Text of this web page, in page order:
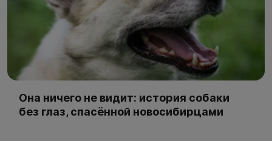
Она ничего не видит: история собаки
без глаз, спасённой новосибирцами